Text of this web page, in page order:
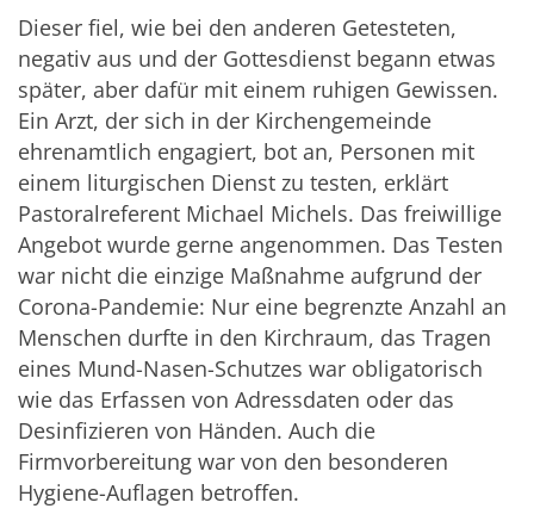
Dieser fiel, wie bei den anderen Getesteten,
negativ aus und der Gottesdienst begann etwas
später, aber dafür mit einem ruhigen Gewissen.
Ein Arzt, der sich in der Kirchengemeinde
ehrenamtlich engagiert, bot an, Personen mit
einem liturgischen Dienst zu testen, erklärt
Pastoralreferent Michael Michels. Das freiwillige
Angebot wurde gerne angenommen. Das Testen
war nicht die einzige Maßnahme aufgrund der
Corona-Pandemie: Nur eine begrenzte Anzahl an
Menschen durfte in den Kirchraum, das Tragen
eines Mund-Nasen-Schutzes war obligatorisch
wie das Erfassen von Adressdaten oder das
Desinfizieren von Händen. Auch die
Firmvorbereitung war von den besonderen
Hygiene-Auflagen betroffen.